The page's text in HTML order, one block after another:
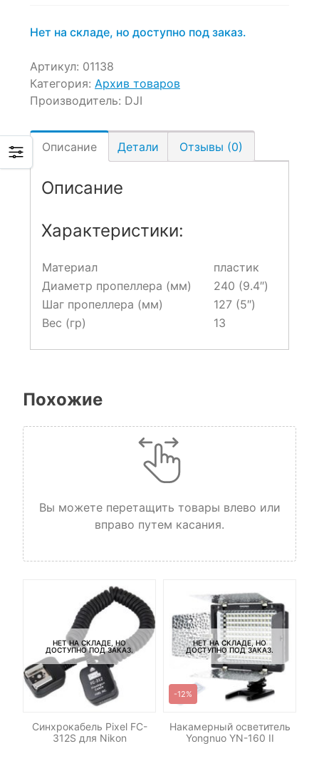
Нет на складе, но доступно под заказ.
Артикул: 01138
Категория: Архив товаров
Производитель: DJI
Описание Детали Отзывы (0)
Описание
Характеристики:
Материал
пластик
Диаметр пропеллера (мм)
240 (9.4″)
Шаг пропеллера (мм)
127 (5″)
Вес (гр)
13
Похожие
Вы можете перетащить товары влево или
вправо путем касания.
НЕТ НА СКЛАДЕ, НО
ДОСТУПНО ПОД ЗАКАЗ.
Синхрокабель Pixel FC-
312S для Nikon
НЕТ НА СКЛАДЕ, НО
ДОСТУПНО ПОД ЗАКАЗ.
-12%
Накамерный осветитель
Yongnuo YN-160 II